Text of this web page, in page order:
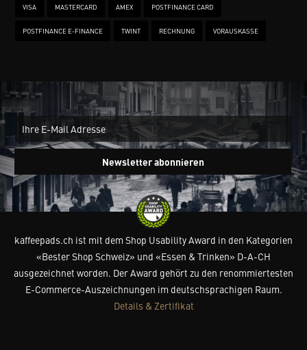
VISA MASTERCARD AMEX POSTFINANCE CARD
POSTFINANCE E-FINANCE TWINT RECHNUNG VORAUSKASSE
Newsletter abonnieren
kaffeepads.ch ist mit dem Shop Usability Award in den Kategorien
«Bester Shop Schweiz» und «Essen & Trinken» D-A-CH
ausgezeichnet worden. Der Award gehört zu den renommiertesten
E-Commerce-Auszeichnungen im deutschsprachigen Raum.
Details & Zertifikat